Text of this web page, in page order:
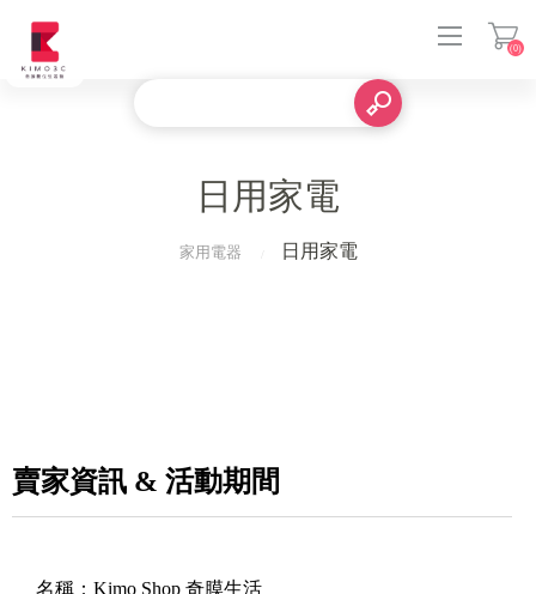
(0)
日用家電
家用電器 日用家電
賣家資訊 & 活動期間
名稱： Kimo Shop 奇膜生活